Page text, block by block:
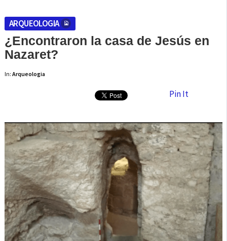
ARQUEOLOGIA
¿Encontraron la casa de Jesús en
Nazaret?
In: Arqueologia
Pin It